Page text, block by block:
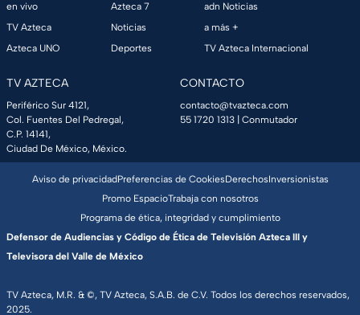
en vivo
TV Azteca
Azteca UNO
Azteca 7
Noticias
Deportes
adn Noticias
a más +
TV Azteca Internacional
TV AZTECA
Periférico Sur 4121,
Col. Fuentes Del Pedregal,
C.P. 14141,
Ciudad De México, México.
CONTACTO
contacto@tvazteca.com
55 1720 1313 | Conmutador
TV Azteca, M.R. & ©, TV Azteca, S.A.B. de C.V. Todos los derechos reservados,
2025.
Aviso de privacidadPreferencias de CookiesDerechosInversionistas
Promo EspacioTrabaja con nosotros
Programa de ética, integridad y cumplimiento
Defensor de Audiencias y Código de Ética de Televisión Azteca III y
Televisora del Valle de México